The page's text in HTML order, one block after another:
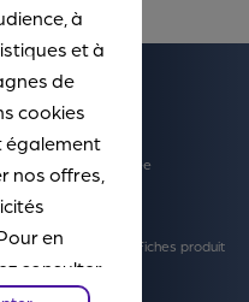
offres du moment
Auto
Auto connectée
Habitation
Moto
Générales et Fiches produit
à
et à
de
cookies
également
nos offres,
en
consulter